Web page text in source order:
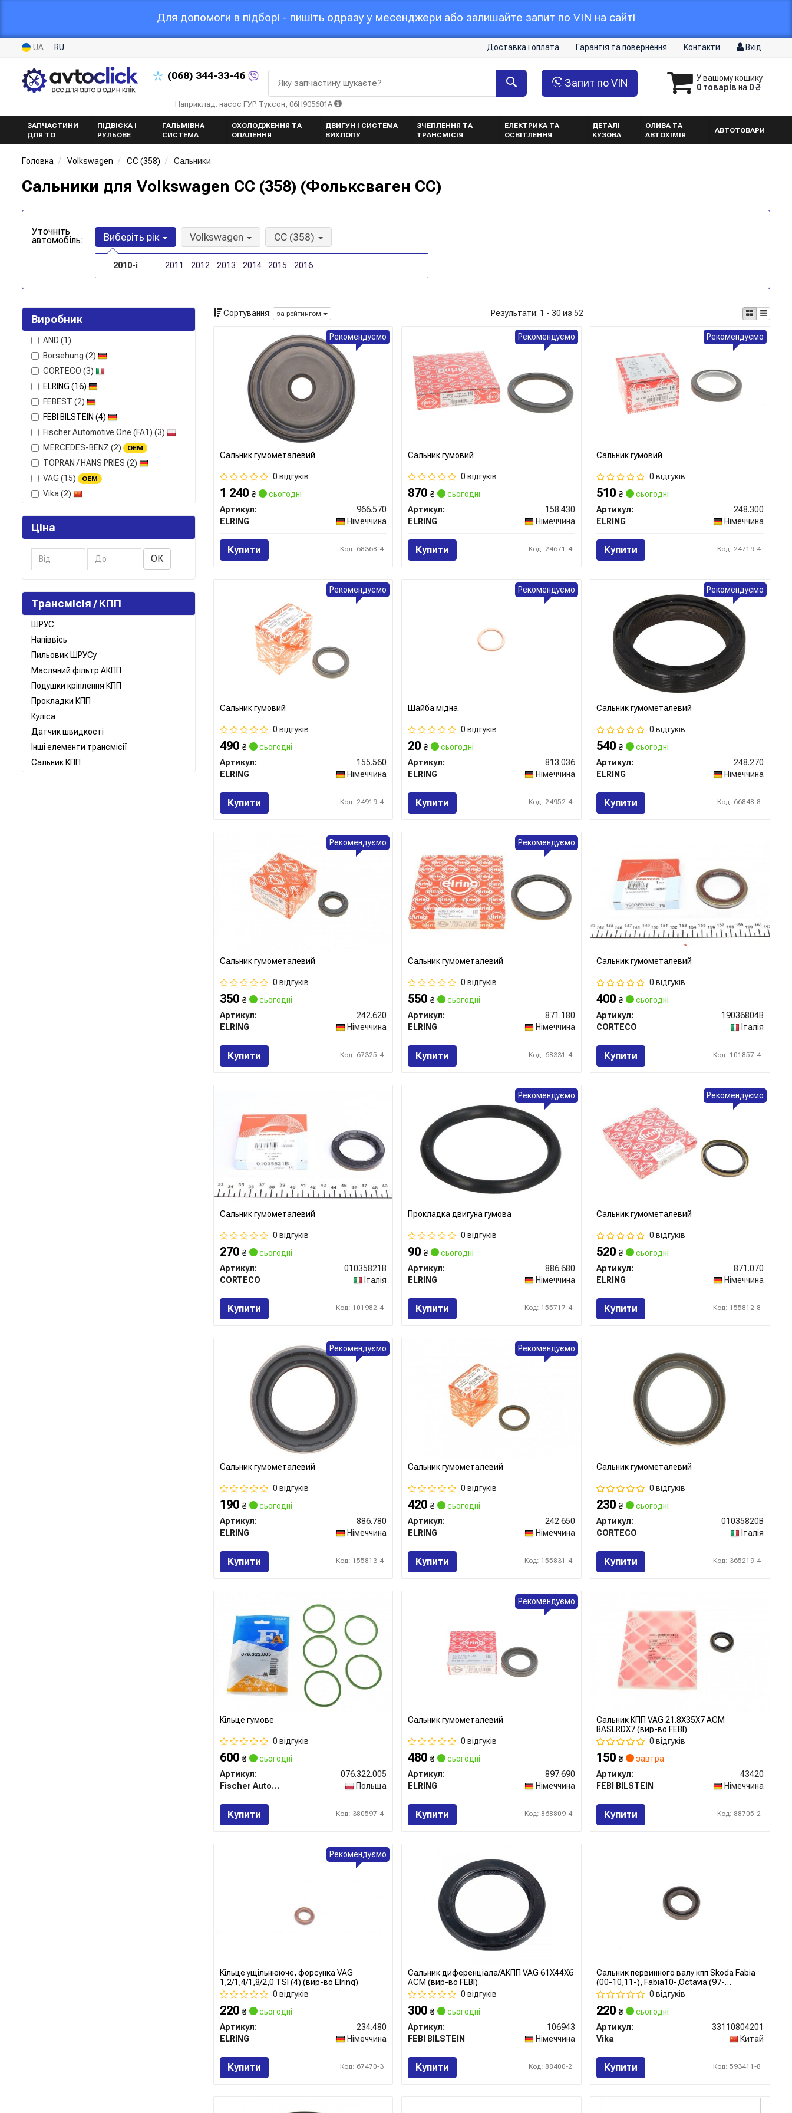
Для допомоги в підборі - пишіть одразу у месенджери або залишайте запит по VIN на сайті
UA RU Доставка і оплата Гарантія та повернення Контакти Вхід
(068) 344-33-46
У вашому кошику
0 товарів на 0 ₴
Запит по VIN
Яку запчастину шукаєте?
Наприклад: насос ГУР Туксон, 06H905601A
ЗАПЧАСТИНИ
ДЛЯ ТО
ПІДВІСКА І
РУЛЬОВЕ
ГАЛЬМІВНА
СИСТЕМА
ОХОЛОДЖЕННЯ ТА
ОПАЛЕННЯ
ДВИГУН І СИСТЕМА
ВИХЛОПУ
ЗЧЕПЛЕННЯ ТА
ТРАНСМІСІЯ
ЕЛЕКТРИКА ТА
ОСВІТЛЕННЯ
ДЕТАЛІ
КУЗОВА
ОЛИВА ТА
АВТОХІМІЯ
АВТОТОВАРИ
Головна Volkswagen CC (358) Сальники
Сальники для Volkswagen CC (358) (Фольксваген CC)
Уточніть
автомобіль: Виберіть рік
2010-і 2011 2012 2013 2014 2015 2016
Volkswagen CC (358)
Виробник
AND (1)
Borsehung (2)
CORTECO (3)
ELRING (16)
FEBEST (2)
FEBI BILSTEIN (4)
Fischer Automotive One (FA1) (3)
MERCEDES-BENZ (2) OEM
TOPRAN / HANS PRIES (2)
VAG (15) OEM
Vika (2)
Ціна
ОК
Трансмісія / КПП
ШРУС
Напіввісь
Пильовик ШРУСу
Масляний фільтр АКПП
Подушки кріплення КПП
Прокладки КПП
Куліса
Датчик швидкості
Інші елементи трансмісії
Сальник КПП
Сортування: за рейтингом Результати: 1 - 30 из 52
Сальник гумометалевий
0 відгуків
1 240 ₴
сьогодні
Артикул:
966.570
ELRING
Німеччина
Купити Код: 68368-4
Рекомендуємо
Сальник гумовий
0 відгуків
870₴
сьогодні
Артикул:
158.430
ELRING
Німеччина
Купити Код: 24671-4
Рекомендуємо
Сальник гумовий
0 відгуків
510₴
сьогодні
Артикул:
248.300
ELRING
Німеччина
Купити Код: 24719-4
Рекомендуємо
Сальник гумовий
0 відгуків
490 ₴
сьогодні
Артикул:
155.560
ELRING
Німеччина
Купити Код: 24919-4
Рекомендуємо
Шайба мідна
0 відгуків
20₴
сьогодні
Артикул:
813.036
ELRING
Німеччина
Купити Код: 24952-4
Рекомендуємо
Сальник гумометалевий
0 відгуків
540₴
сьогодні
Артикул:
248.270
ELRING
Німеччина
Купити Код: 66848-8
Рекомендуємо
Сальник гумометалевий
0 відгуків
350 ₴
сьогодні
Артикул:
242.620
ELRING
Німеччина
Купити Код: 67325-4
Рекомендуємо
Сальник гумометалевий
0 відгуків
550₴
сьогодні
Артикул:
871.180
ELRING
Німеччина
Купити Код: 68331-4
Рекомендуємо
Сальник гумометалевий
0 відгуків
400₴
сьогодні
Артикул:
19036804B
CORTECO
Італія
Купити Код: 101857-4
Сальник гумометалевий
0 відгуків
270 ₴
сьогодні
Артикул:
01035821B
CORTECO
Італія
Купити Код: 101982-4
Прокладка двигуна гумова
0 відгуків
90₴
сьогодні
Артикул:
886.680
ELRING
Німеччина
Купити Код: 155717-4
Рекомендуємо
Сальник гумометалевий
0 відгуків
520₴
сьогодні
Артикул:
871.070
ELRING
Німеччина
Купити Код: 155812-8
Рекомендуємо
Сальник гумометалевий
0 відгуків
190 ₴
сьогодні
Артикул:
886.780
ELRING
Німеччина
Купити Код: 155813-4
Рекомендуємо
Сальник гумометалевий
0 відгуків
420₴
сьогодні
Артикул:
242.650
ELRING
Німеччина
Купити Код: 155831-4
Рекомендуємо
Сальник гумометалевий
0 відгуків
230₴
сьогодні
Артикул:
01035820B
CORTECO
Італія
Купити Код: 365219-4
Кільце гумове
0 відгуків
600 ₴
сьогодні
Артикул:
076.322.005
Fischer Automotive One (FA1)
Польща
Купити Код: 380597-4
Сальник гумометалевий
0 відгуків
480₴
сьогодні
Артикул:
897.690
ELRING
Німеччина
Купити Код: 868809-4
Рекомендуємо
Сальник КПП VAG 21.8X35X7 ACM
BASLRDX7 (вир-во FEBI)
0 відгуків
150₴
завтра
Артикул:
43420
FEBI BILSTEIN
Німеччина
Купити Код: 88705-2
Кільце ущільнююче, форсунка VAG
1,2/1,4/1,8/2,0 TSI (4) (вир-во Elring)
0 відгуків
220 ₴
сьогодні
Артикул:
234.480
ELRING
Німеччина
Купити Код: 67470-3
Рекомендуємо
Сальник диференціала/АКПП VAG 61X44X6
ACM (вир-во FEBI)
0 відгуків
300₴
сьогодні
Артикул:
106943
FEBI BILSTEIN
Німеччина
Купити Код: 88400-2
Сальник первинного валу кпп Skoda Fabia
(00-10,11-), Fabia10-,Octavia (97-
08,09-)/VW Jetta (86-),Passat (88-),T4
(91-) (33110804201) VIKA
0 відгуків
220₴
сьогодні
Артикул:
33110804201
Vika
Китай
Купити Код: 593411-8